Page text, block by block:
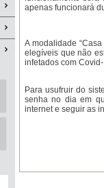
apenas funcionará
A modalidade
elegíveis que não
infetados com
Para usufruir do
senha no dia em
internet e seguir as